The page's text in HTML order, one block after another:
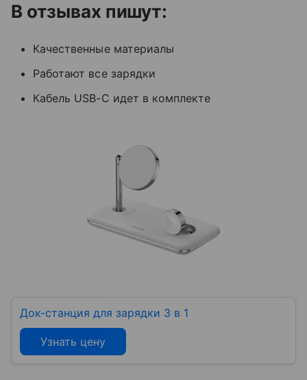
В отзывах пишут:
Качественные материалы
Работают все зарядки
Кабель USB-C идет в комплекте
Док-станция для зарядки 3 в 1
Узнать цену